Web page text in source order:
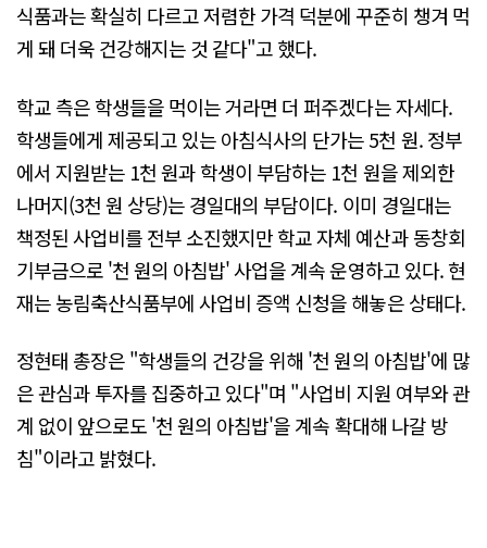
식품과는 확실히 다르고 저렴한 가격 덕분에 꾸준히 챙겨 먹
게 돼 더욱 건강해지는 것 같다"고 했다.
학교 측은 학생들을 먹이는 거라면 더 퍼주겠다는 자세다.
학생들에게 제공되고 있는 아침식사의 단가는 5천 원. 정부
에서 지원받는 1천 원과 학생이 부담하는 1천 원을 제외한
나머지(3천 원 상당)는 경일대의 부담이다. 이미 경일대는
책정된 사업비를 전부 소진했지만 학교 자체 예산과 동창회
기부금으로 '천 원의 아침밥' 사업을 계속 운영하고 있다. 현
재는 농림축산식품부에 사업비 증액 신청을 해놓은 상태다.
정현태 총장은 "학생들의 건강을 위해 '천 원의 아침밥'에 많
은 관심과 투자를 집중하고 있다"며 "사업비 지원 여부와 관
계 없이 앞으로도 '천 원의 아침밥'을 계속 확대해 나갈 방
침"이라고 밝혔다.